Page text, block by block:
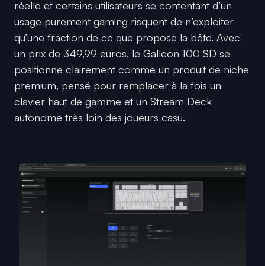
réelle et certains utilisateurs se contentant d’un
usage purement gaming risquent de n’exploiter
qu’une fraction de ce que propose la bête. Avec
un prix de 349,99 euros, le Galleon 100 SD se
positionne clairement comme un produit de niche
premium, pensé pour remplacer à la fois un
clavier haut de gamme et un Stream Deck
autonome très loin des joueurs casu.